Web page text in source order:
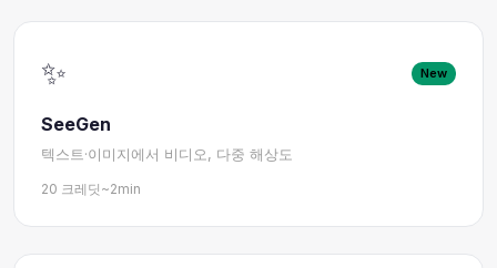
✨ New
SeeGen
텍스트·이미지에서 비디오, 다중 해상도
20 크레딧 ~2min